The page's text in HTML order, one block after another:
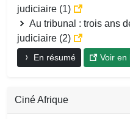
judiciaire (1)
Au tribunal : trois ans
judiciaire (2)
En résumé Voir en
Ciné Afrique